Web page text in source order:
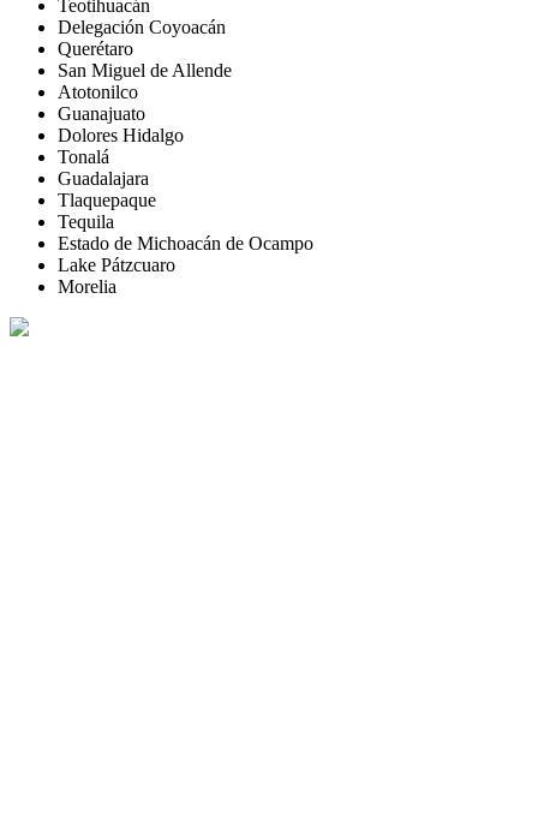
Teotihuacán
Delegación Coyoacán
Querétaro
San Miguel de Allende
Atotonilco
Guanajuato
Dolores Hidalgo
Tonalá
Guadalajara
Tlaquepaque
Tequila
Estado de Michoacán de Ocampo
Lake Pátzcuaro
Morelia